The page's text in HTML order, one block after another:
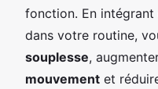
fonction. En
dans votre routine,
souplesse,
mouvement et